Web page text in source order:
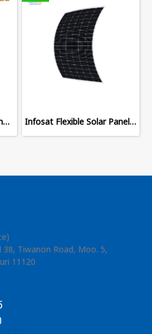
แผงเก็บตะวันโซลาร์เซลล์ Mono 580W Half Cell Infosat Flexible Solar Panel 520W
Tiwanon Road, Moo. 5,
11120